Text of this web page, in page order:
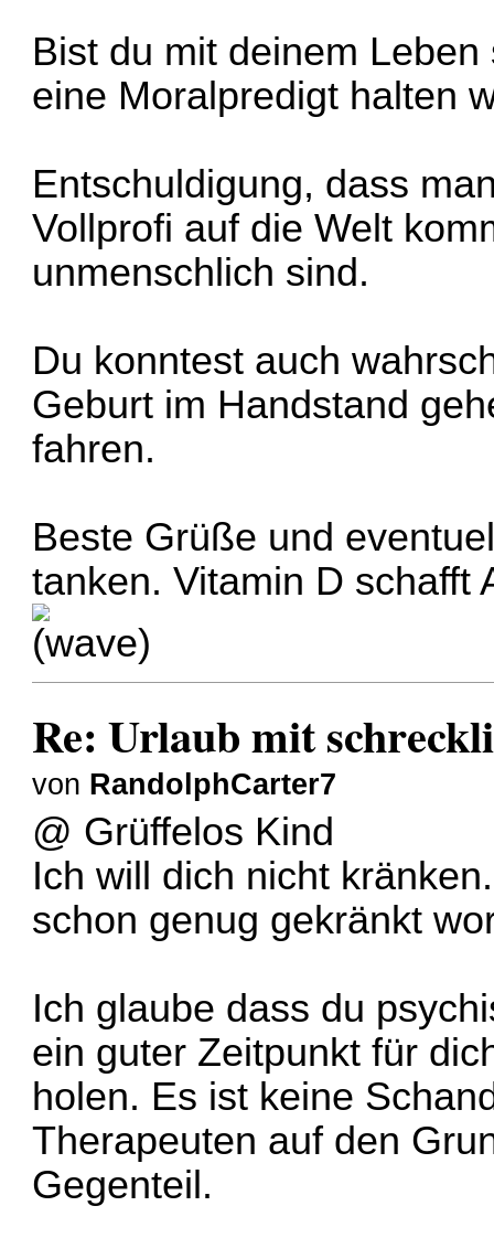
Bist du mit deinem
eine Moralpredigt halten
Entschuldigung, dass
Vollprofi auf die Welt
unmenschlich sind.
Du konntest auch
Geburt im Handstand
fahren.
Beste Grüße und
tanken. Vitamin D schafft
Re: Urlaub mit
von RandolphCarter7
@ Grüffelos Kind
Ich will dich nicht
schon genug gekränkt
Ich glaube dass du
ein guter Zeitpunkt für
holen. Es ist keine
Therapeuten auf den
Gegenteil.